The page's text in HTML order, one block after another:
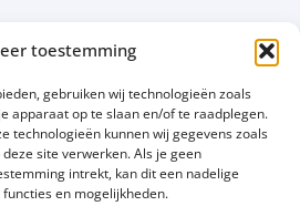
toestemming
gebruiken wij technologieën zoals
apparaat op te slaan en/of te raadplegen.
technologieën kunnen wij gegevens zoals
site verwerken. Als je geen
intrekt, kan dit een nadelige
en mogelijkheden.